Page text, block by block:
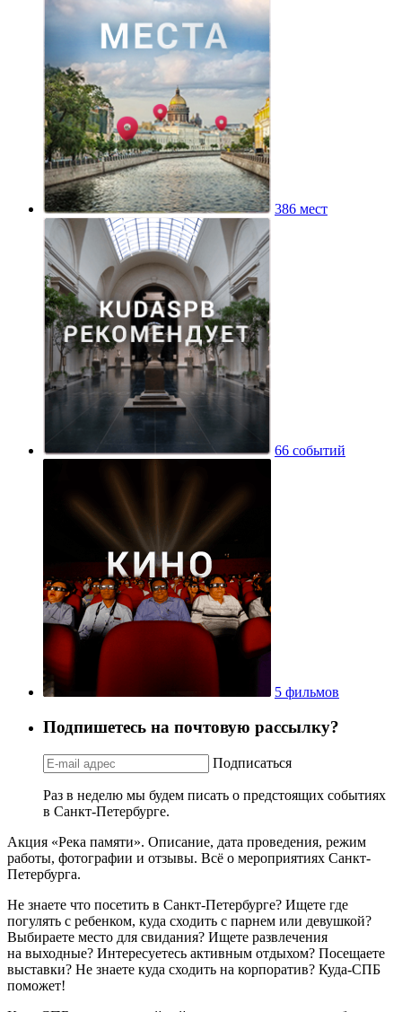
386 мест
66 событий
5 фильмов
Подпишетесь на почтовую рассылку?
Подписаться
Раз в неделю мы будем писать о предстоящих событиях
в Санкт-Петербурге.
Акция «Река памяти». Описание, дата проведения, режим
работы, фотографии и отзывы. Всё о мероприятиях Санкт-
Петербурга.
Не знаете что посетить в Санкт-Петербурге? Ищете где
погулять с ребенком, куда сходить с парнем или девушкой?
Выбираете место для свидания? Ищете развлечения
на выходные? Интересуетесь активным отдыхом? Посещаете
выставки? Не знаете куда сходить на корпоратив? Куда-СПБ
поможет!